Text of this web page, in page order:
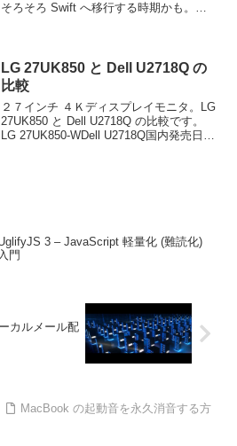
そろそろ Swift へ移行する時期かも。と
LG 27UK850 と Dell U2718Q の
比較
２７インチ ４Ｋディスプレイモニタ。LG
27UK850 と Dell U2718Q の比較です。
LG 27UK850-WDell U2718Q国内発売日
3 – JavaScript 軽量化 (難読化)
入門
カルメール配
MacBook の起動音を永久消音する方